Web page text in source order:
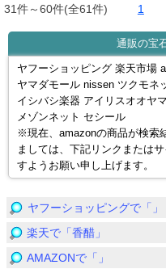
31件～60件(全61件) 1
通販の宝
ヤフーショッピング 楽天市場
ヤマダモール nissen ツクモネ
イシバシ楽器 アイリスオオヤ
メゾンネット セシール
※現在、amazonの商品が検索
ましては、下記リンクまたは
すようお願い申し上げます。
ヤフーショッピングで「」
楽天で「香醋」
AMAZONで「」